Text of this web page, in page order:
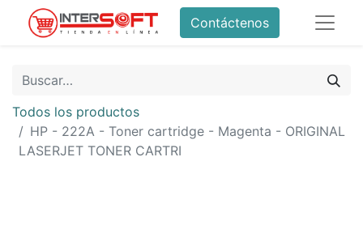
Contáctenos
Todos los productos
HP - 222A - Toner cartridge - Magenta - ORIGINAL
LASERJET TONER CARTRI